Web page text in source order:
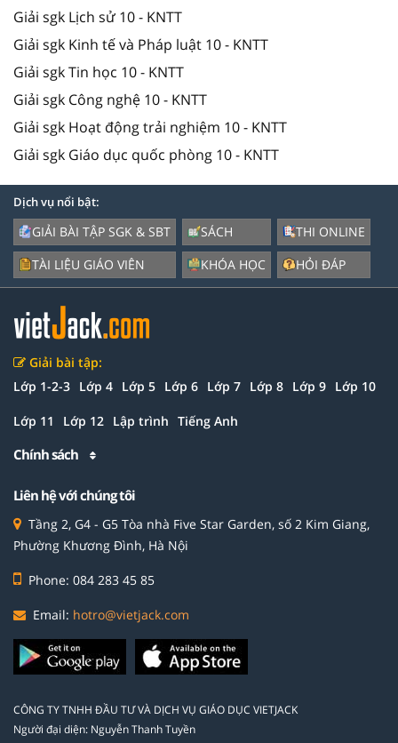
Giải sgk Lịch sử 10 - KNTT
Giải sgk Kinh tế và Pháp luật 10 - KNTT
Giải sgk Tin học 10 - KNTT
Giải sgk Công nghệ 10 - KNTT
Giải sgk Hoạt động trải nghiệm 10 - KNTT
Giải sgk Giáo dục quốc phòng 10 - KNTT
Dịch vụ nổi bật:
GIẢI BÀI TẬP SGK & SBT
TÀI LIỆU GIÁO VIÊN
SÁCH
KHÓA HỌC
THI ONLINE
HỎI ĐÁP
Giải bài tập:
Lớp 1-2-3 Lớp 4 Lớp 5 Lớp 6 Lớp 7 Lớp 8 Lớp 9 Lớp 10
Lớp 11 Lớp 12 Lập trình Tiếng Anh
Chính sách
Liên hệ với chúng tôi
Tầng 2, G4 - G5 Tòa nhà Five Star Garden, số 2 Kim Giang,
Phường Khương Đình, Hà Nội
Phone: 084 283 45 85
Email: hotro@vietjack.com
CÔNG TY TNHH ĐẦU TƯ VÀ DỊCH VỤ GIÁO DỤC VIETJACK
Người đại diện: Nguyễn Thanh Tuyền